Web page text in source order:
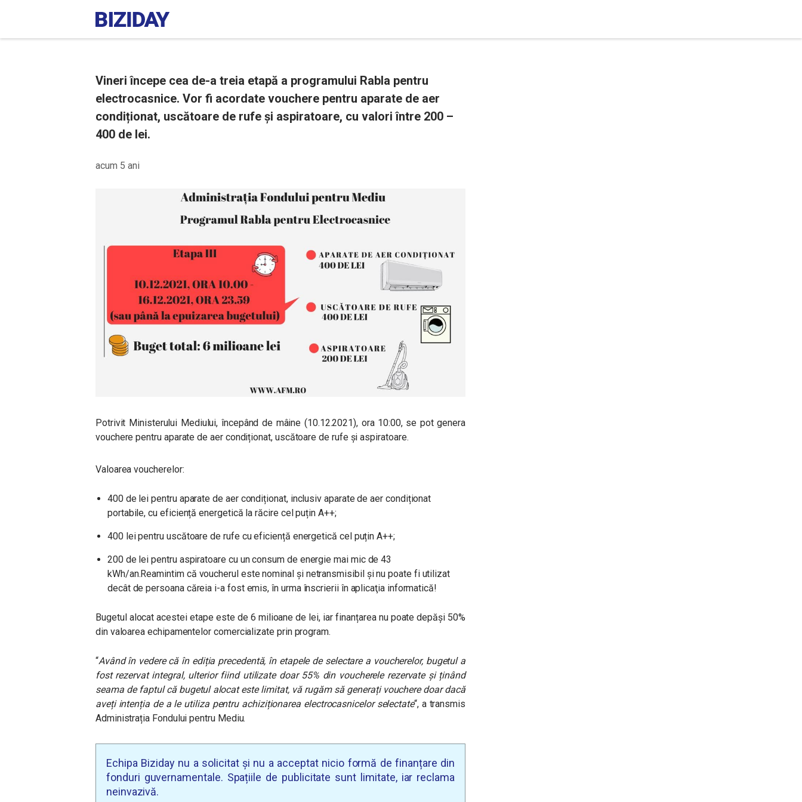
Vineri începe cea de-a treia etapă a programului Rabla pentru
electrocasnice. Vor fi acordate vouchere pentru aparate de aer
condiționat, uscătoare de rufe și aspiratoare, cu valori între 200 –
400 de lei.
acum 5 ani
Potrivit Ministerului Mediului, începând de mâine (10.12.2021), ora 10:00, se pot genera
vouchere pentru aparate de aer condiționat, uscătoare de rufe și aspiratoare.
Valoarea voucherelor:
400 de lei pentru aparate de aer condiționat, inclusiv aparate de aer condiționat
portabile, cu eficiență energetică la răcire cel puțin A++;
400 lei pentru uscătoare de rufe cu eficiență energetică cel puțin A++;
200 de lei pentru aspiratoare cu un consum de energie mai mic de 43
kWh/an.Reamintim că voucherul este nominal şi netransmisibil şi nu poate fi utilizat
decât de persoana căreia i-a fost emis, în urma înscrierii în aplicaţia informatică!
Bugetul alocat acestei etape este de 6 milioane de lei, iar finanțarea nu poate depăşi 50%
din valoarea echipamentelor comercializate prin program.
“Având în vedere că în ediția precedentă, în etapele de selectare a voucherelor, bugetul a
fost rezervat integral, ulterior fiind utilizate doar 55% din voucherele rezervate și ținând
seama de faptul că bugetul alocat este limitat, vă rugăm să generați vouchere doar dacă
aveți intenția de a le utiliza pentru achiziționarea electrocasnicelor selectate“, a transmis
Administrația Fondului pentru Mediu.
Echipa Biziday nu a solicitat și nu a acceptat nicio formă de finanțare din
fonduri guvernamentale. Spațiile de publicitate sunt limitate, iar reclama
neinvazivă.